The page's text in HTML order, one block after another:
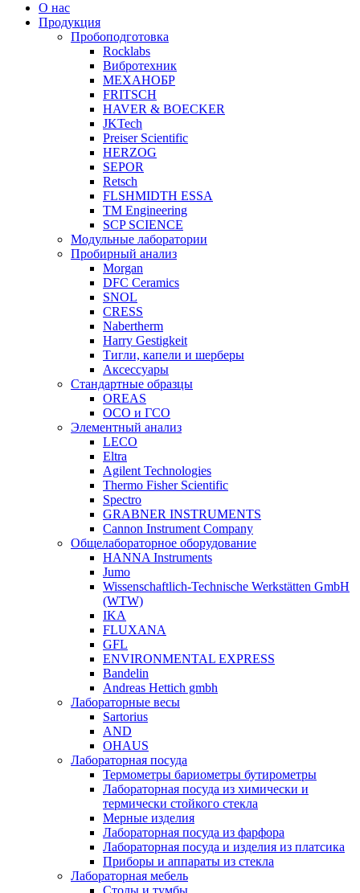
О нас
Продукция
Пробоподготовка
Rocklabs
Вибротехник
МЕХАНОБР
FRITSCH
HAVER & BOECKER
JKTech
Preiser Scientific
HERZOG
SEPOR
Retsch
FLSHMIDTH ESSA
TM Engineering
SCP SCIENCE
Модульные лаборатории
Пробирный анализ
Morgan
DFC Ceramics
SNOL
CRESS
Nabertherm
Harry Gestigkeit
Тигли, капели и шерберы
Аксессуары
Стандартные образцы
OREAS
ОСО и ГСО
Элементный анализ
LECO
Eltra
Agilent Technologies
Thermo Fisher Scientific
Spectro
GRABNER INSTRUMENTS
Cannon Instrument Company
Общелабораторное оборудование
HANNA Instruments
Jumo
Wissenschaftlich-Technische Werkstätten GmbH
(WTW)
IKA
FLUXANA
GFL
ENVIRONMENTAL EXPRESS
Bandelin
Andreas Hettich gmbh
Лабораторные весы
Sartorius
AND
OHAUS
Лабораторная посуда
Термометры бариометры бутирометры
Лабораторная посуда из химически и
термически стойкого стекла
Мерные изделия
Лабораторная посуда из фарфора
Лабораторная посуда и изделия из платсика
Приборы и аппараты из стекла
Лабораторная мебель